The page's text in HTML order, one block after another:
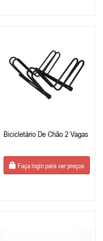
Bicicletário De Chão 2 Vagas
Faça login para ver preços